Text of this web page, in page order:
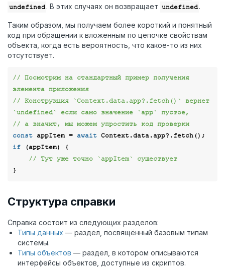
undefined . В этих случаях он возвращает undefined .
Таким образом, мы получаем более короткий и понятный
код при обращении к вложенным по цепочке свойствам
объекта, когда есть вероятность, что какое-то из них
отсутствует.
// Посмотрим на стандартный пример получения
элемента приложения
// Конструкция `Context.data.app?.fetch()` вернет
`undefined` если само значение `app` пустое,
// а значит, мы можем упростить код проверки
const appItem = await
if (appItem) {
// Тут уже точно `appItem` существует
Структура справки
Справка состоит из следующих разделов:
Типы данных — раздел, посвящённый базовым типам
системы.
Типы объектов — раздел, в котором описываются
интерфейсы объектов, доступные из скриптов.